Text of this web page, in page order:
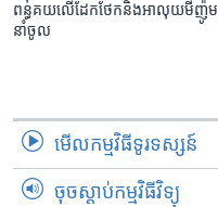
ពន្ធគយ​លើ​ដែកថែក​និង​អាលុយ​មីញ៉ូម​
នាំចូល
មើល​កម្មវិធី​ទូរទស្សន៍
ចុចស្តាប់កម្មវិធីវិទ្យុ